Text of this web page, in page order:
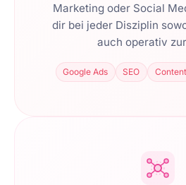
Marketing oder Social
dir bei jeder Disziplin
auch operativ
Google Ads SEO Content